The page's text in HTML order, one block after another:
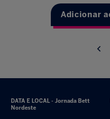
Adicionar
DATA E LOCAL - Jornada Bett
Nordeste